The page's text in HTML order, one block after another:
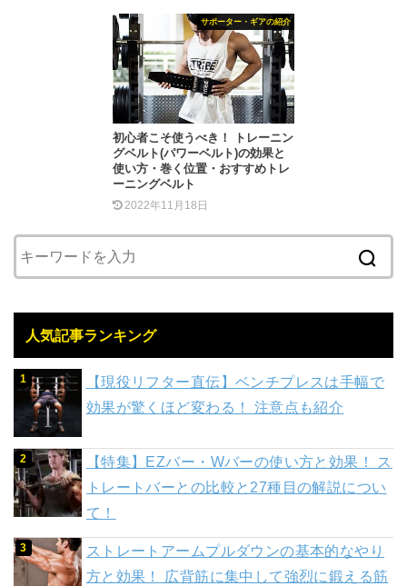
サポーター・ギアの紹介
初心者こそ使うべき！ トレーニン
グベルト(パワーベルト)の効果と
使い方・巻く位置・おすすめトレ
ーニングベルト
2022年11月18日
人気記事ランキング
【現役リフター直伝】ベンチプレスは手幅で
効果が驚くほど変わる！ 注意点も紹介
【特集】EZバー・Wバーの使い方と効果！ ス
トレートバーとの比較と27種目の解説につい
て！
ストレートアームプルダウンの基本的なやり
方と効果！ 広背筋に集中して強烈に鍛える筋